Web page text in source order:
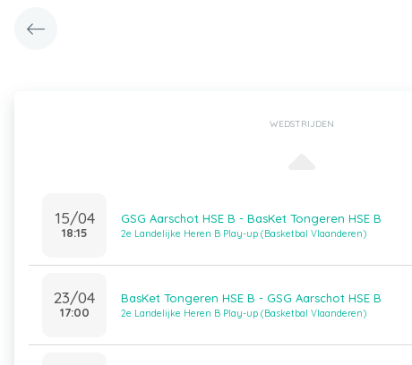
WEDSTRIJDEN
15/04
18:15
GSG Aarschot HSE B - BasKet Tongeren HSE B
2e Landelijke Heren B Play-up (Basketbal Vlaanderen)
23/04
17:00
BasKet Tongeren HSE B - GSG Aarschot HSE B
2e Landelijke Heren B Play-up (Basketbal Vlaanderen)